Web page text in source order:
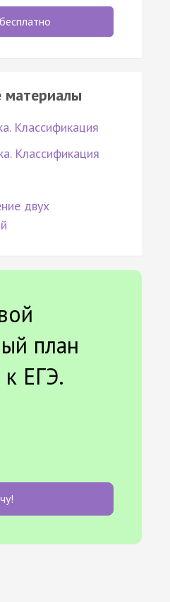
материалы
Классификация
Классификация
двух
план
ЕГЭ.